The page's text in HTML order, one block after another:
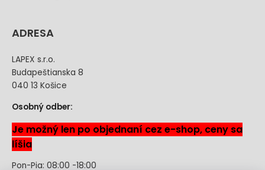
ADRESA
LAPEX s.r.o.
Budapeštianska 8
040 13 Košice
Osobný odber:
Je možný len po objednaní cez e-shop, ceny sa
líšia
Pon-Pia: 08:00 -18:00